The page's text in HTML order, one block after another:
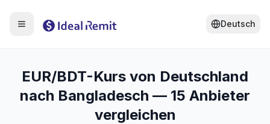
Deutsch
EUR/BDT-Kurs von Deutschland
nach Bangladesch — 15 Anbieter
vergleichen